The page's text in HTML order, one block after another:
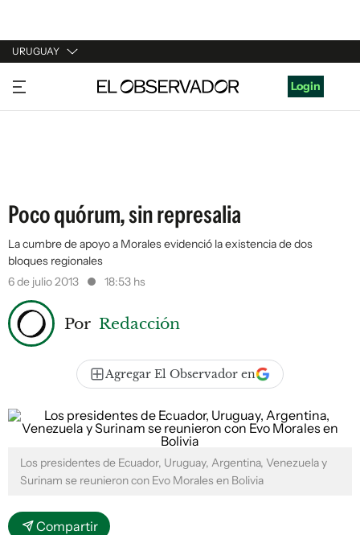
URUGUAY
URUGUAY
ARGENTINA
Login
Poco quórum, sin represalia
La cumbre de apoyo a Morales evidenció la existencia de dos
bloques regionales
6 de julio 2013
18:53 hs
Por Redacción
Agregar El Observador en
Los presidentes de Ecuador, Uruguay, Argentina, Venezuela y
Surinam se reunieron con Evo Morales en Bolivia
Compartir